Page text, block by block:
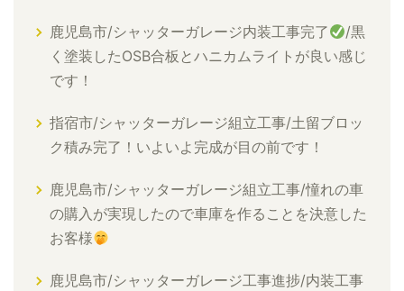
鹿児島市/シャッターガレージ内装工事完了
/黒
く塗装したOSB合板とハニカムライトが良い感じ
です！
指宿市/シャッターガレージ組立工事/土留ブロッ
ク積み完了！いよいよ完成が目の前です！
鹿児島市/シャッターガレージ組立工事/憧れの車
の購入が実現したので車庫を作ることを決意した
お客様
鹿児島市/シャッターガレージ工事進捗/内装工事